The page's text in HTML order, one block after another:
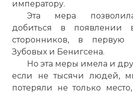
императору.
Эта мера
добиться в появлении
сторонников, в первую
Зубовых и Бенигсена.
Но эта меры имела и
если не тысячи людей,
потеряли не только